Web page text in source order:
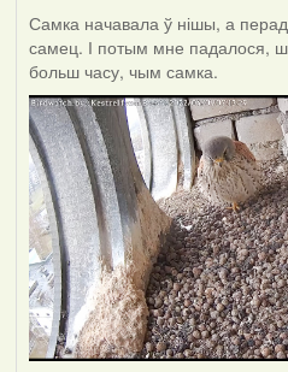
Самка начавала ў нішы, а
самец. І потым мне падалося,
больш часу, чым самка.